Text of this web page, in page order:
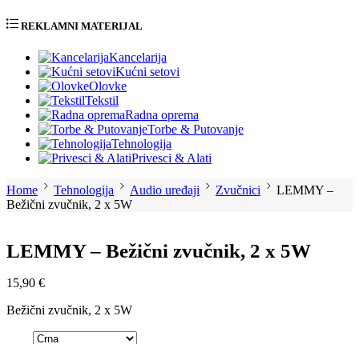
REKLAMNI MATERIJAL
Kancelarija
Kućni setovi
Olovke
Tekstil
Radna oprema
Torbe & Putovanje
Tehnologija
Privesci & Alati
Home Tehnologija Audio uređaji Zvučnici
LEMMY –
Bežični zvučnik, 2 x 5W
LEMMY – Bežični zvučnik, 2 x 5W
15,90 €
Bežični zvučnik, 2 x 5W